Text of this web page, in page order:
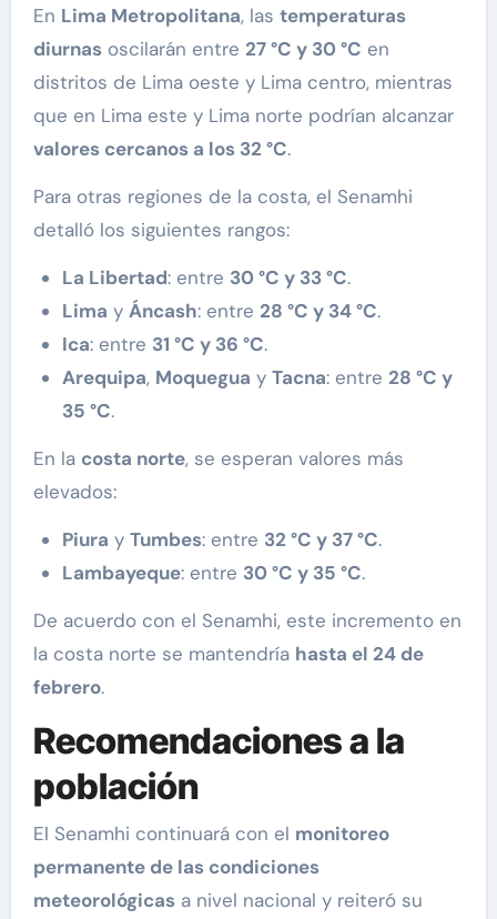
En Lima Metropolitana, las temperaturas
diurnasoscilarán entre 27 °C y 30 °C en
distritos de Lima oeste y Lima centro, mientras
que en Lima este y Lima norte podrían alcanzar
valores cercanos a los 32 °C.
Para otras regiones de la costa, el Senamhi
detalló los siguientes rangos:
La Libertad: entre 30 °C y 33 °C.
Lima y Áncash: entre 28 °C y 34 °C.
Ica: entre 31 °C y 36 °C.
Arequipa, Moquegua y Tacna: entre 28 °C y
35 °C.
En la costa norte, se esperan valores más
elevados:
Piura y Tumbes: entre 32 °C y 37 °C.
Lambayeque: entre 30 °C y 35 °C.
De acuerdo con el Senamhi, este incremento en
la costa norte se mantendría hasta el 24 de
febrero.
Recomendaciones a la
población
El Senamhi continuará con el monitoreo
permanente de las condiciones
meteorológicasa nivel nacional y reiteró su